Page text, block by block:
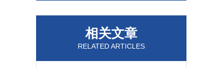
相关文章
RELATED ARTICLES